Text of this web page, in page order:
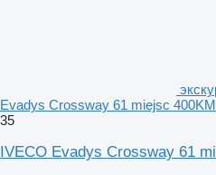
Evadys Crossway 61 miejsc 400KM
35
IVECO Evadys Crossway 61